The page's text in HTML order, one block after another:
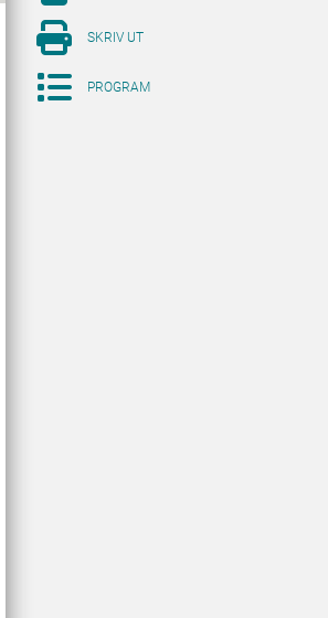
SKRIV UT
PROGRAM